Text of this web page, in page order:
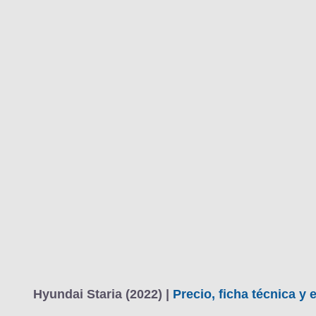
Hyundai Staria (2022) | Precio, ficha técnica y